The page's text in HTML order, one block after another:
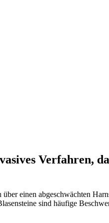
Verfahren,
einen abgeschwächten
sind häufige